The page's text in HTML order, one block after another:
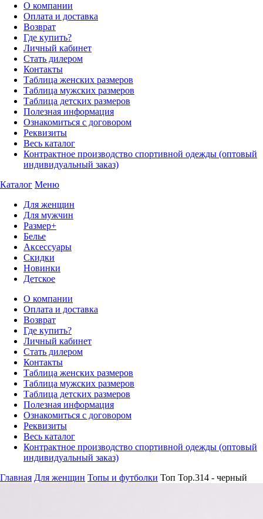
О компании
Оплата и доставка
Возврат
Где купить?
Личный кабинет
Стать дилером
Контакты
Таблица женских размеров
Таблица мужских размеров
Таблица детских размеров
Полезная информация
Ознакомиться с договором
Реквизиты
Весь каталог
Контрактное производство спортивной одежды (оптовый
индивидуальный заказ)
Каталог Меню
Для женщин
Для мужчин
Размер+
Белье
Аксессуары
Скидки
Новинки
Детское
О компании
Оплата и доставка
Возврат
Где купить?
Личный кабинет
Стать дилером
Контакты
Таблица женских размеров
Таблица мужских размеров
Таблица детских размеров
Полезная информация
Ознакомиться с договором
Реквизиты
Весь каталог
Контрактное производство спортивной одежды (оптовый
индивидуальный заказ)
Главная Для женщин Топы и футболки Топ Top.314 - черный